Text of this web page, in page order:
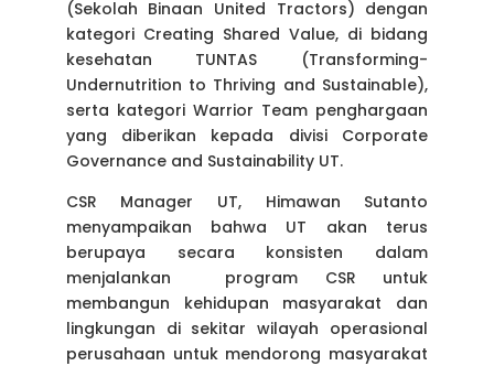
(Sekolah Binaan United Tractors) dengan
kategori Creating Shared Value, di bidang
kesehatan TUNTAS (Transforming-
Undernutrition to Thriving and Sustainable),
serta kategori Warrior Team penghargaan
yang diberikan kepada divisi Corporate
Governance and Sustainability UT.
CSR Manager UT, Himawan Sutanto
menyampaikan bahwa UT akan terus
berupaya secara konsisten dalam
menjalankan program CSR untuk
membangun kehidupan masyarakat dan
lingkungan di sekitar wilayah operasional
perusahaan untuk mendorong masyarakat